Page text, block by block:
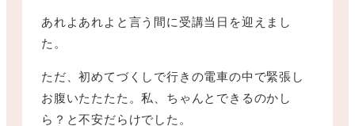
あれよあれよと言う間に受講当日を迎えまし
た。
ただ、初めてづくしで行きの電車の中で緊張し
お腹いたたたた。私、ちゃんとできるのかし
ら？と不安だらけでした。